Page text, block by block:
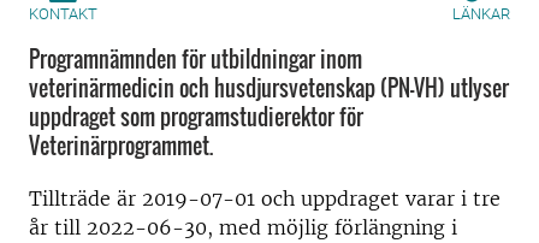
KONTAKT LÄNKAR
Programnämnden för utbildningar inom
veterinärmedicin och husdjursvetenskap (PN-VH) utlyser
uppdraget som programstudierektor för
Veterinärprogrammet.
Tillträde är 2019-07-01 och uppdraget varar i tre
år till 2022-06-30, med möjlig förlängning i